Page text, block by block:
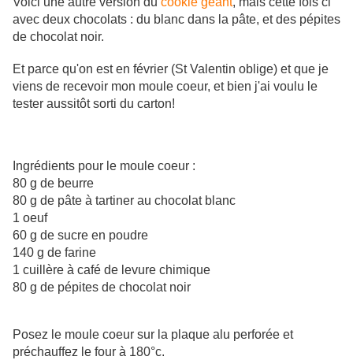
avec deux chocolats : du blanc dans la pâte, et des pépites
de chocolat noir.
Et parce qu'on est en février (St Valentin oblige) et que je
viens de recevoir mon moule coeur, et bien j'ai voulu le
tester aussitôt sorti du carton!
Ingrédients pour le moule coeur :
80 g de beurre
80 g de pâte à tartiner au chocolat blanc
1 oeuf
60 g de sucre en poudre
140 g de farine
1 cuillère à café de levure chimique
80 g de pépites de chocolat noir
Posez le moule coeur sur la plaque alu perforée et
préchauffez le four à 180°c.